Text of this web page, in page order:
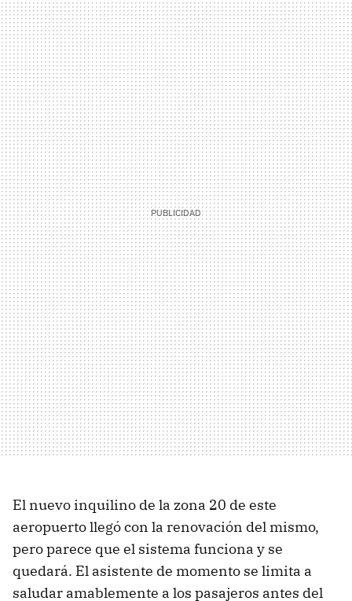
El nuevo inquilino de la zona 20 de este
aeropuerto llegó con la renovación del mismo,
pero parece que el sistema funciona y se
quedará. El asistente de momento se limita a
saludar amablemente a los pasajeros antes del